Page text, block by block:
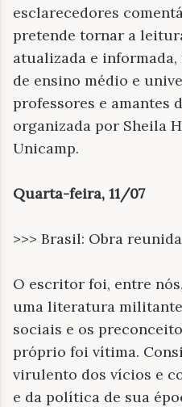
esclarecedores
pretende tornar a
atualizada e
de ensino médio e
professores e amantes
organizada por Sheila
Unicamp.
Quarta-feira, 11/07
>>> Brasil: Obra
O escritor foi, entre
uma literatura
sociais e os
próprio foi vítima.
virulento dos vícios e
e da política de sua